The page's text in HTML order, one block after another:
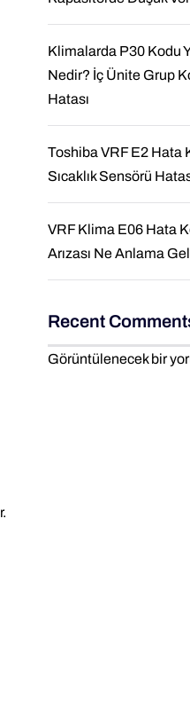
Klimalarda P30 Kodu
Nedir? İç Ünite Grup
Hatası
Toshiba VRF E2 Hata
Sıcaklık Sensörü
VRF Klima E06 Hata
Arızası Ne Anlama
Recent
Görüntülenecek bir